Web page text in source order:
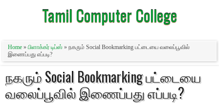
Tamil Computer College
Home » பிளாக்கர் டிப்ஸ் » நகரும் Social Bookmarking பட்டையை வலைப்பூவில்
இணைப்பது எப்படி?
நகரும் Social Bookmarking பட்டையை
வலைப்பூவில் இணைப்பது எப்படி?